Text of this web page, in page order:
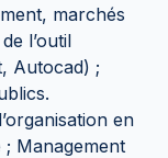
marchés
l’outil
Autocad) ;
en
Management